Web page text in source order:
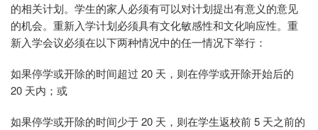
的相关计划。学生的家人必须有可以对计划提出有意义的意见
的机会。重新入学计划必须具有文化敏感性和文化响应性。重
新入学会议必须在以下两种情况中的任一情况下举行：
如果停学或开除的时间超过 20 天，则在停学或开除开始后的
20 天内；或
如果停学或开除的时间少于 20 天，则在学生返校前 5 天之前的